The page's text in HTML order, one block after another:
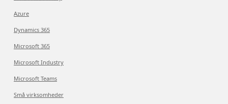
Azure
Dynamics 365
Microsoft 365
Microsoft Industry
Microsoft Teams
Små virksomheder